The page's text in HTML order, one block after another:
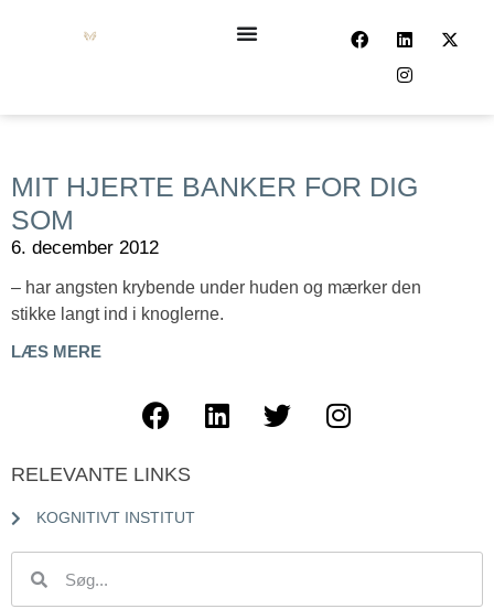
MIT HJERTE BANKER FOR DIG
SOM
6. december 2012
– har angsten krybende under huden og mærker den
stikke langt ind i knoglerne.
LÆS MERE
RELEVANTE LINKS
KOGNITIVT INSTITUT